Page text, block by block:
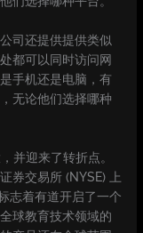
司还提供提供类似
都可以同时访问网
手机还是电脑，有
无论他们选择哪种
并迎来了转折点。
券交易所 (NYSE) 上
志着有道开启了一个
球教育技术领域的